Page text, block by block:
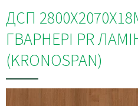
ДСП
ГВАРНЕРІ PR
(KRONOSPAN)